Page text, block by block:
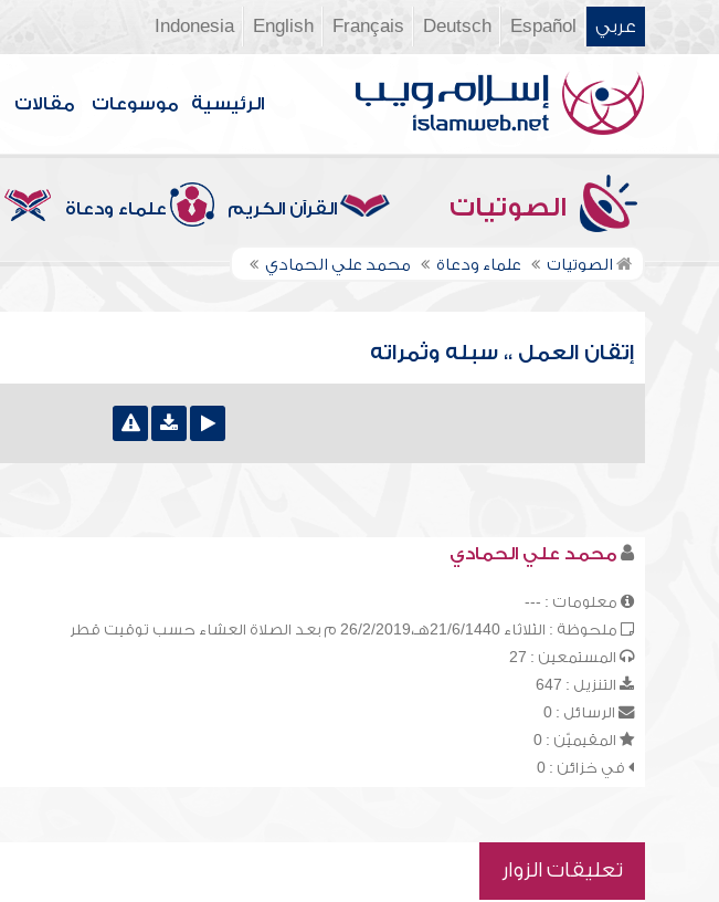
عربي Español
Deutsch
Français
English
Indonesia
الرئيسية موسوعات مقالات
الصوتيات القرآن الكريم علماء ودعاة
الصوتيات علماء ودعاة محمد علي الحمادي
إتقان العمل ،، سبله وثمراته
محمد علي الحمادي
معلومات : ---
ملحوظة : الثلاثاء 21/6/1440هـ،26/2/2019 م بعد الصلاة العشاء حسب توقيت قطر
المستمعين : 27
التنزيل : 647
الرسائل : 0
المقيميّن : 0
في خزائن : 0
تعليقات الزوار